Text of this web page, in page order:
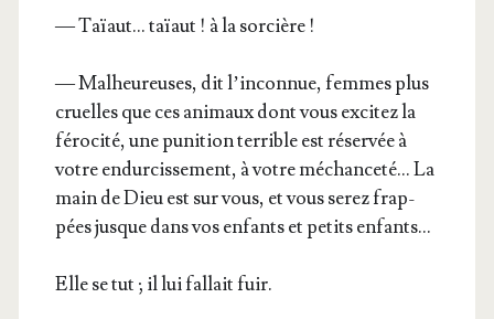
— Taïaut… taïaut ! à la sorcière !
— Mal­heu­reuses, dit l’in­con­nue, femmes plus
cruelles que ces ani­maux dont vous exci­tez la
féro­ci­té, une puni­tion ter­rible est réser­vée à
votre endur­cis­se­ment, à votre méchan­ce­té… La
main de Dieu est sur vous, et vous serez frap­
pées jusque dans vos enfants et petits enfants…
Elle se tut ; il lui fal­lait fuir.